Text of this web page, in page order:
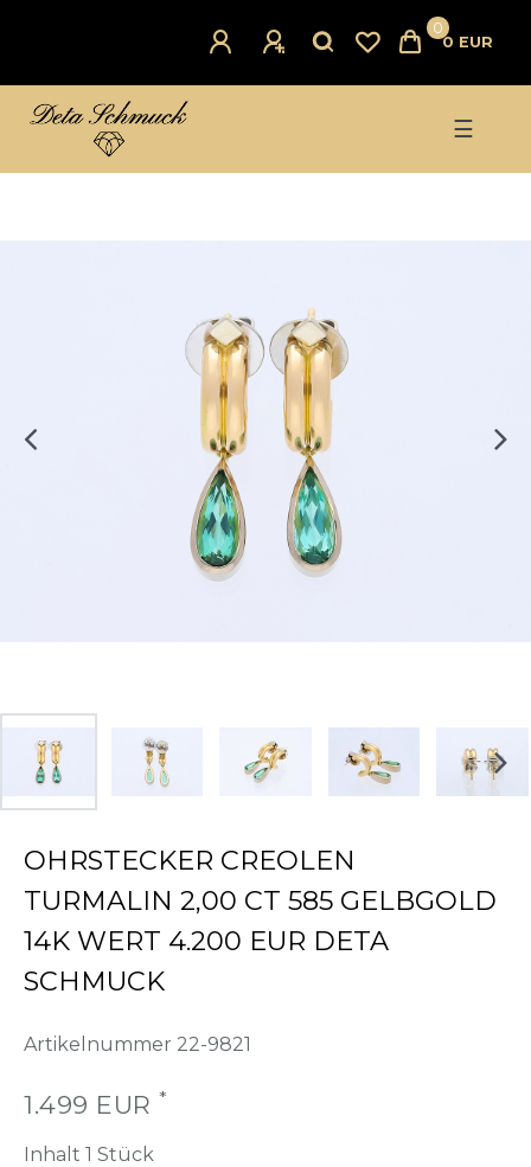
0
0 EUR
☰
OHRSTECKER CREOLEN
TURMALIN 2,00 CT 585 GELBGOLD
14K WERT 4.200 EUR DETA
SCHMUCK
Artikelnummer 22-9821
1.499 EUR *
Inhalt 1 Stück